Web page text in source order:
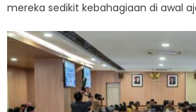
mereka sedikit kebahagiaan di awal